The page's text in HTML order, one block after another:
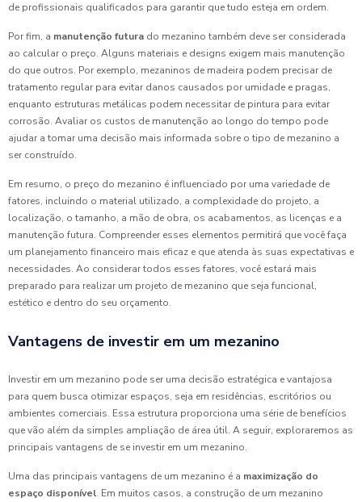
de profissionais qualificados para garantir que tudo esteja em ordem.
Por fim, a manutenção futura do mezanino também deve ser considerada
ao calcular o preço. Alguns materiais e designs exigem mais manutenção
do que outros. Por exemplo, mezaninos de madeira podem precisar de
tratamento regular para evitar danos causados por umidade e pragas,
enquanto estruturas metálicas podem necessitar de pintura para evitar
corrosão. Avaliar os custos de manutenção ao longo do tempo pode
ajudar a tomar uma decisão mais informada sobre o tipo de mezanino a
ser construído.
Em resumo, o preço do mezanino é influenciado por uma variedade de
fatores, incluindo o material utilizado, a complexidade do projeto, a
localização, o tamanho, a mão de obra, os acabamentos, as licenças e a
manutenção futura. Compreender esses elementos permitirá que você faça
um planejamento financeiro mais eficaz e que atenda às suas expectativas e
necessidades. Ao considerar todos esses fatores, você estará mais
preparado para realizar um projeto de mezanino que seja funcional,
estético e dentro do seu orçamento.
Vantagens de investir em um mezanino
Investir em um mezanino pode ser uma decisão estratégica e vantajosa
para quem busca otimizar espaços, seja em residências, escritórios ou
ambientes comerciais. Essa estrutura proporciona uma série de benefícios
que vão além da simples ampliação de área útil. A seguir, exploraremos as
principais vantagens de se investir em um mezanino.
Uma das principais vantagens de um mezanino é a maximização do
espaço disponível. Em muitos casos, a construção de um mezanino